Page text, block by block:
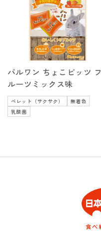
パルワン ちょこビッツ フ
ルーツミックス味
ペレット（サクサク）
無着色
乳酸菌